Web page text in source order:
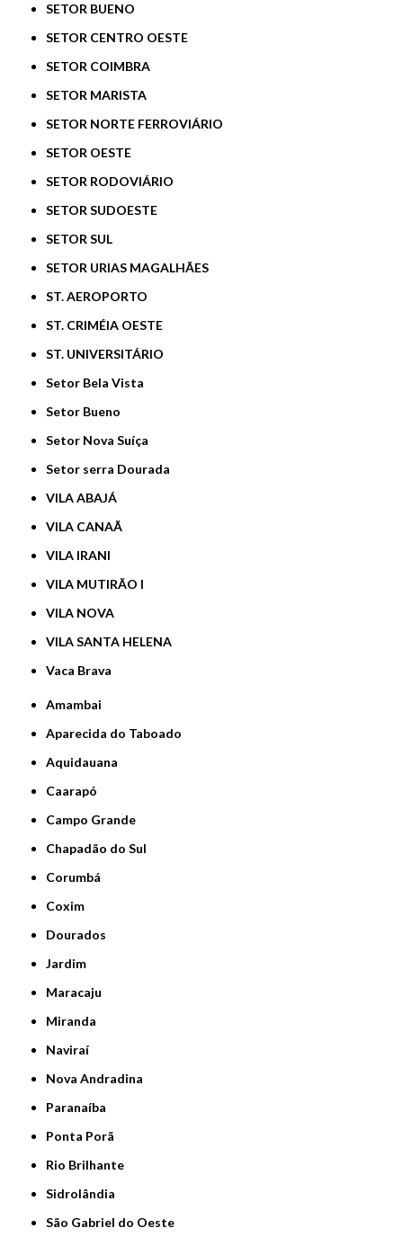
SETOR BUENO
SETOR CENTRO OESTE
SETOR COIMBRA
SETOR MARISTA
SETOR NORTE FERROVIÁRIO
SETOR OESTE
SETOR RODOVIÁRIO
SETOR SUDOESTE
SETOR SUL
SETOR URIAS MAGALHÃES
ST. AEROPORTO
ST. CRIMÉIA OESTE
ST. UNIVERSITÁRIO
Setor Bela Vista
Setor Bueno
Setor Nova Suíça
Setor serra Dourada
VILA ABAJÁ
VILA CANAÃ
VILA IRANI
VILA MUTIRÃO I
VILA NOVA
VILA SANTA HELENA
Vaca Brava
Amambai
Aparecida do Taboado
Aquidauana
Caarapó
Campo Grande
Chapadão do Sul
Corumbá
Coxim
Dourados
Jardim
Maracaju
Miranda
Naviraí
Nova Andradina
Paranaíba
Ponta Porã
Rio Brilhante
Sidrolândia
São Gabriel do Oeste